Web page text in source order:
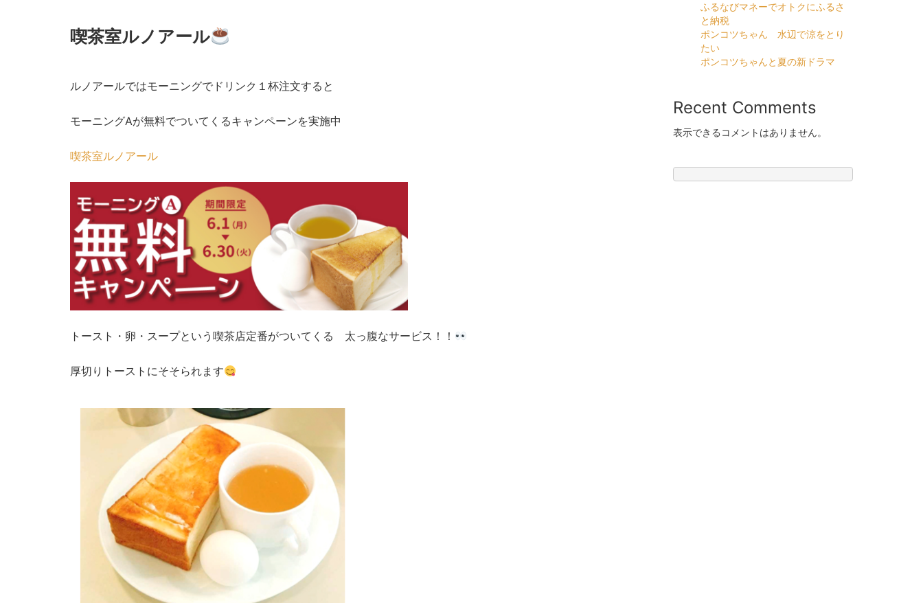
喫茶室ルノアール
ルノアールではモーニングでドリンク１杯注文すると
モーニングAが無料でついてくるキャンペーンを実施中
喫茶室ルノアール
トースト・卵・スープという喫茶店定番がついてくる 太っ腹なサービス！！
厚切りトーストにそそられます
ふるなびマネーでオトクにふるさ
と納税
ポンコツちゃん 水辺で涼をとり
たい
ポンコツちゃんと夏の新ドラマ
Recent Comments
表示できるコメントはありません。